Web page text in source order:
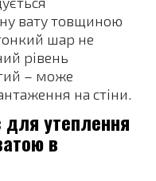
вату товщиною
шар не
рівень
– може
на стіни.
для утеплення
в